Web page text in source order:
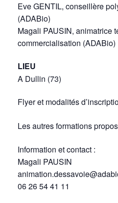
Eve GENTIL, conseillère
(ADABio)
Magali PAUSIN, animatrice
commercialisation (ADABio)
LIEU
A Dullin (73)
Flyer et modalités
Les autres formations
Information et contact :
Magali PAUSIN
06 26 54 41 11